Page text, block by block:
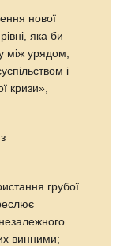
нової
яка би
між урядом,
і
кризи»,
грубої
винними;